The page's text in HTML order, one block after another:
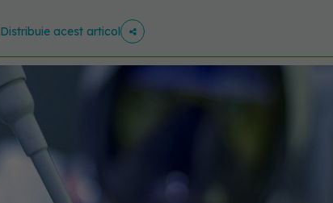
Distribuie acest articol